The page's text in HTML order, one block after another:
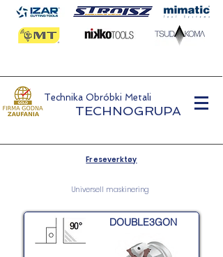
Technika Obróbki Metali
TECHNOGRUPA
Freseverktøy
Universell maskinering
DOUBLE3GON